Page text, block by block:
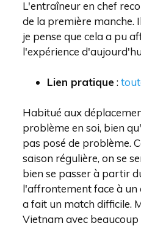
L'entraîneur en chef
de la première manche.
je pense que cela a pu
l'expérience
Lien pratique:
Habitué aux
problème en soi, bien
pas posé de problème.
saison régulière, on se
bien se passer à partir
l'affrontement face à un
a fait un match difficile.
Vietnam avec beaucoup